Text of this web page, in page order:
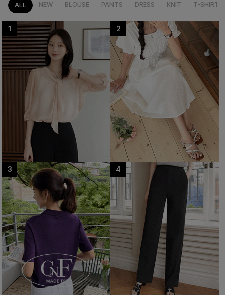
ALL NEW BLOUSE PANTS DRESS KNIT T-SHIRT